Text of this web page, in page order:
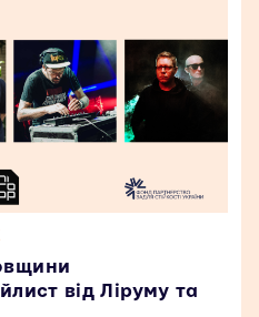
від Ліруму та